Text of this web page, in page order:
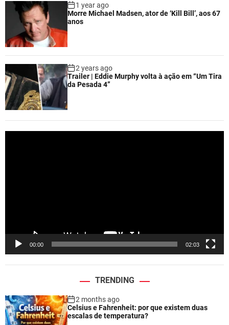
1 year ago
Morre Michael Madsen, ator de ‘Kill Bill’, aos 67
anos
2 years ago
Trailer | Eddie Murphy volta à ação em “Um Tira
da Pesada 4”
00:00 02:03
TRENDING
2 months ago
Celsius e Fahrenheit: por que existem duas
escalas de temperatura?